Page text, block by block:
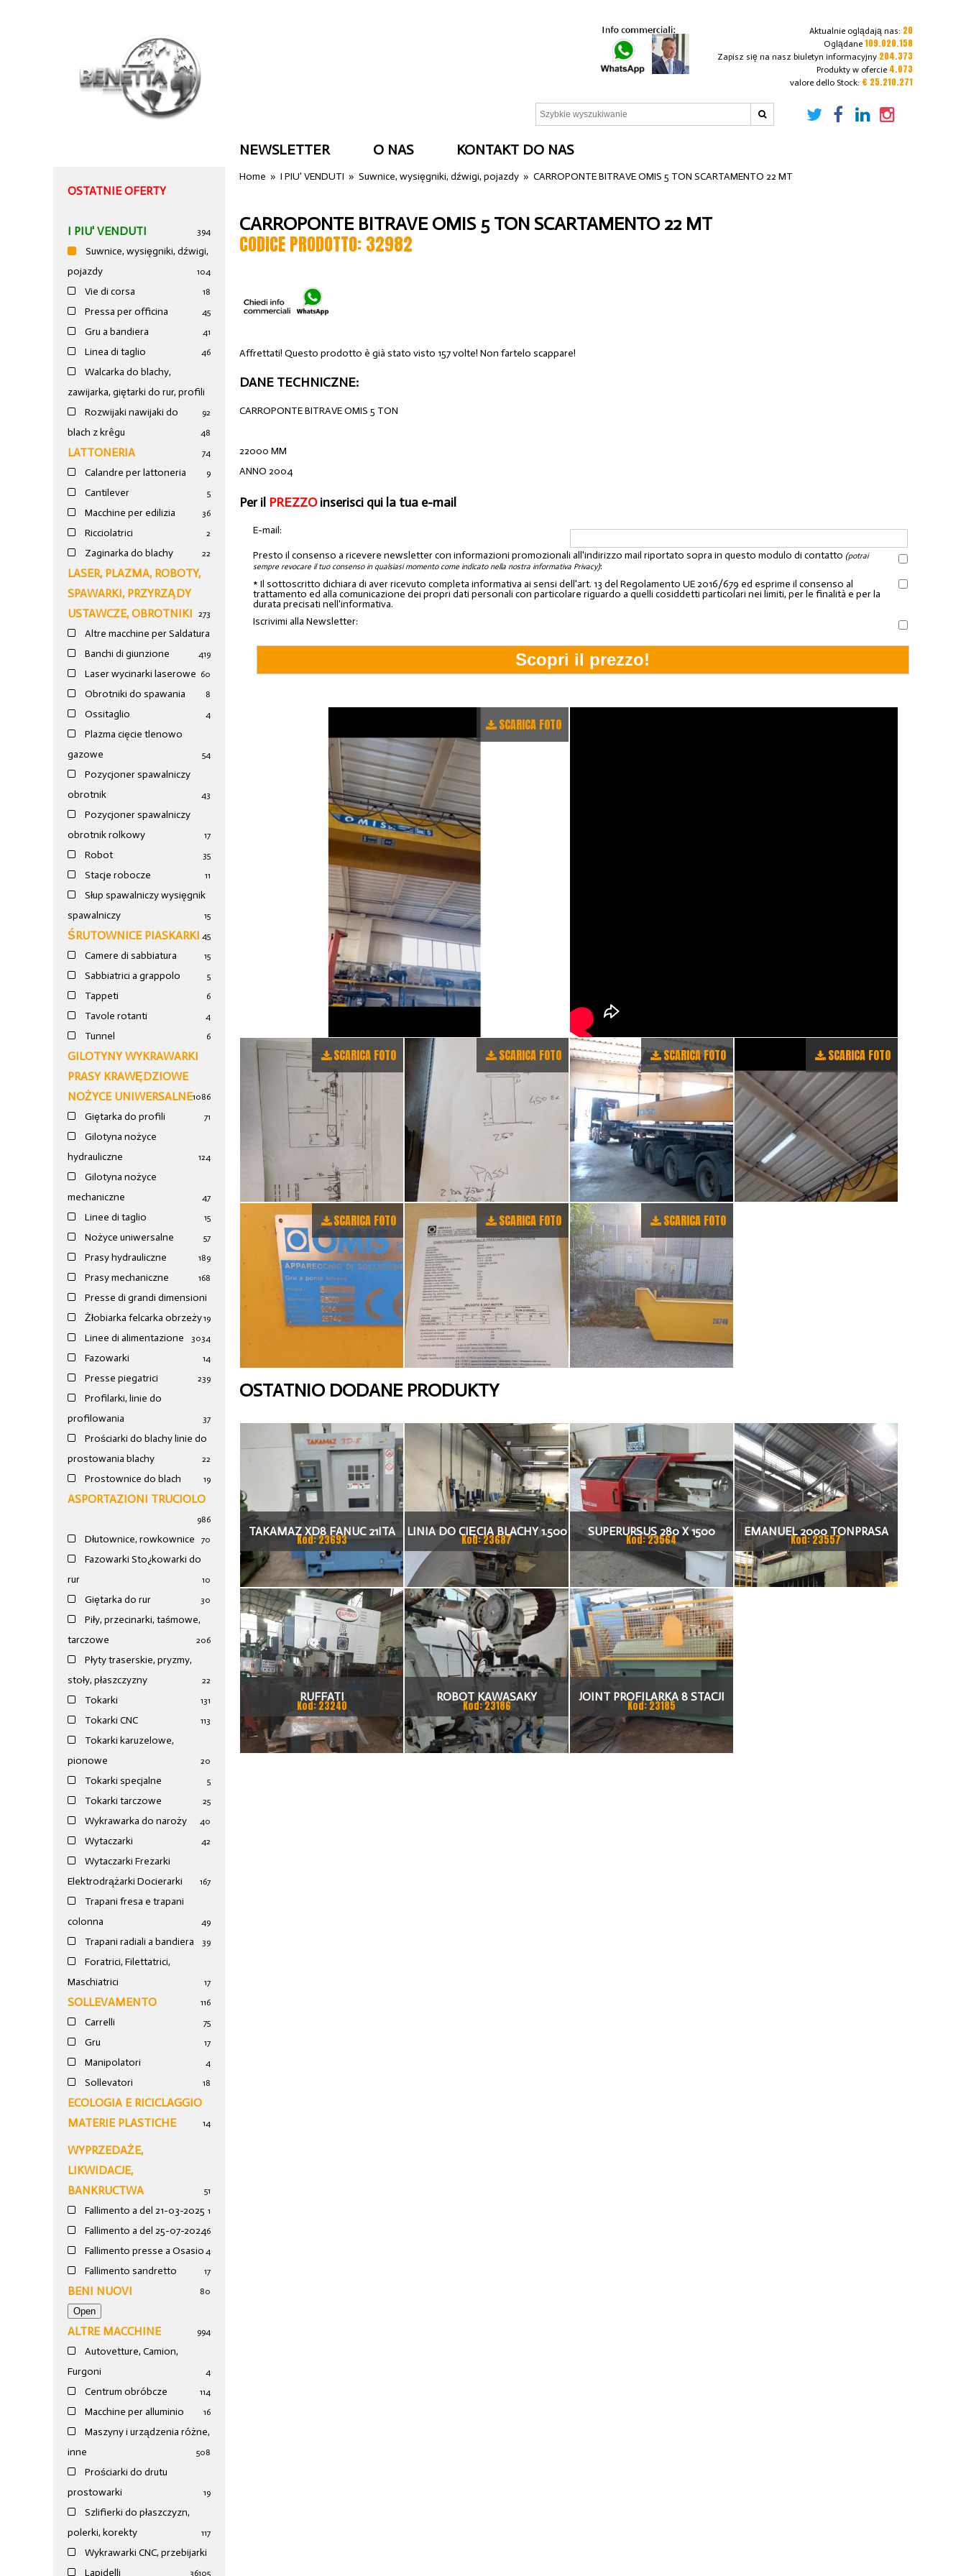
Aktualnie oglądają nas: 20
Oglądane 109.020.158
Zapisz się na nasz biuletyn informacyjny 204.373
Produkty w ofercie 4.073
valore dello Stock: € 25.210.271
NEWSLETTER O NAS KONTAKT DO NAS
OSTATNIE OFERTY
I PIU' VENDUTI 394
Suwnice, wysięgniki, dźwigi,
pojazdy
104
Vie di corsa 18
Pressa per officina 45
Gru a bandiera 41
Linea di taglio 46
Walcarka do blachy,
zawijarka, giętarki do rur, profili
92
Rozwijaki nawijaki do
blach z krêgu
48
LATTONERIA 74
Calandre per lattoneria 9
Cantilever 5
Macchine per edilizia 36
Ricciolatrici 2
Zaginarka do blachy 22
LASER, PLAZMA, ROBOTY,
SPAWARKI, PRZYRZĄDY
USTAWCZE, OBROTNIKI
273
Altre macchine per Saldatura
19
Banchi di giunzione 4
Laser wycinarki laserowe 60
Obrotniki do spawania 8
Ossitaglio 4
Plazma cięcie tlenowo
gazowe
54
Pozycjoner spawalniczy
obrotnik
43
Pozycjoner spawalniczy
obrotnik rolkowy
17
Robot 35
Stacje robocze 11
Słup spawalniczy wysięgnik
spawalniczy
15
ŚRUTOWNICE PIASKARKI 45
Camere di sabbiatura 15
Sabbiatrici a grappolo 5
Tappeti 6
Tavole rotanti 4
Tunnel 6
GILOTYNY WYKRAWARKI
PRASY KRAWĘDZIOWE
NOŻYCE UNIWERSALNE1086
Giętarka do profili 71
Gilotyna nożyce
hydrauliczne
124
Gilotyna nożyce
mechaniczne
47
Linee di taglio 15
Nożyce uniwersalne 57
Prasy hydrauliczne 189
Prasy mechaniczne 168
Presse di grandi dimensioni
19
Żłobiarka felcarka obrzeży
34
Linee di alimentazione 30
Fazowarki 14
Presse piegatrici 239
Profilarki, linie do
profilowania
37
Prościarki do blachy linie do
prostowania blachy
22
Prostownice do blach 19
ASPORTAZIONI TRUCIOLO
986
Dłutownice, rowkownice 70
Fazowarki Sto¿kowarki do
rur
10
Giętarka do rur 30
Piły, przecinarki, taśmowe,
tarczowe
206
Płyty traserskie, pryzmy,
stoły, płaszczyzny
22
Tokarki 131
Tokarki CNC 113
Tokarki karuzelowe,
pionowe
20
Tokarki specjalne 5
Tokarki tarczowe 25
Wykrawarka do naroży 40
Wytaczarki 42
Wytaczarki Frezarki
Elektrodrążarki Docierarki
167
Trapani fresa e trapani
colonna
49
Trapani radiali a bandiera 39
Foratrici, Filettatrici,
Maschiatrici
17
SOLLEVAMENTO 116
Carrelli 75
Gru 17
Manipolatori 4
Sollevatori 18
ECOLOGIA E RICICLAGGIO
MATERIE PLASTICHE
14
WYPRZEDAŻE,
LIKWIDACJE,
BANKRUCTWA
51
Fallimento a del 21-03-2025 1
Fallimento a del 25-07-20246
Fallimento presse a Osasio 4
Fallimento sandretto 17
BENI NUOVI 80
ALTRE MACCHINE 994
Autovetture, Camion,
Furgoni
4
Centrum obróbcze 114
Macchine per alluminio 16
Maszyny i urządzenia różne,
inne
508
Prościarki do drutu
prostowarki
19
Szlifierki do płaszczyzn,
polerki, korekty
117
Wykrawarki CNC, przebijarki
105
Lapidelli 36
Home »I PIU' VENDUTI »Suwnice, wysięgniki, dźwigi, pojazdy »CARROPONTE BITRAVE OMIS 5 TON SCARTAMENTO 22 MT
CARROPONTE BITRAVE OMIS 5 TON SCARTAMENTO 22 MT
CODICE PRODOTTO: 32982
Affrettati! Questo prodotto è già stato visto 157 volte! Non fartelo scappare!
DANE TECHNICZNE:
CARROPONTE BITRAVE OMIS 5 TON
22000 MM
ANNO 2004
Per il PREZZOinserisci qui la tua e-mail
E-mail:
Presto il consenso a ricevere newsletter con informazioni promozionali all'indirizzo mail riportato sopra in questo modulo di contatto (potrai
sempre revocare il tuo consenso in qualsiasi momento come indicato nella nostra informativa Privacy):
* Il sottoscritto dichiara di aver ricevuto completa informativa ai sensi dell'art. 13 del Regolamento UE 2016/679 ed esprime il consenso al
trattamento ed alla comunicazione dei propri dati personali con particolare riguardo a quelli cosiddetti particolari nei limiti, per le finalità e per la
durata precisati nell'informativa.
Iscrivimi alla Newsletter:
SCARICA FOTO
SCARICA FOTO SCARICA FOTO SCARICA FOTO SCARICA FOTO
SCARICA FOTO SCARICA FOTO SCARICA FOTO
OSTATNIO DODANE PRODUKTY
TAKAMAZ XD8 FANUC 21ITA
TOKARKA CNC
Kod: 23693
LINIA DO CIĘCIA BLACHY 1.500
X 1,5 (2,5) MM
Kod: 23687
SUPERURSUS 280 X 1500
TOKARKA
Kod: 23564
EMANUEL 2000 TONPRASA
HYDRAULICZNA 3200 X 2000
Kod: 23557
RUFFATI
Kod: 23240
ROBOT KAWASAKY
Kod: 23186
JOINT PROFILARKA 8 STACJI
Kod: 23185